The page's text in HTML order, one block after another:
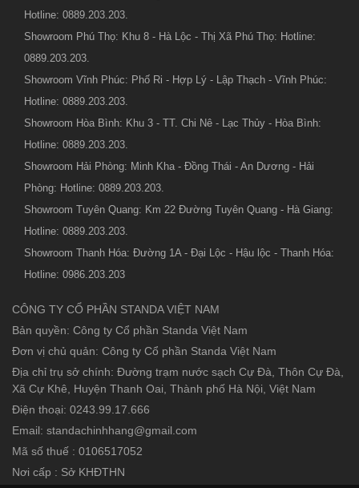
Hotline: 0889.203.203.
Showroom Phú Thọ: Khu 8 - Hà Lộc - Thị Xã Phú Thọ: Hotline:
0889.203.203.
Showroom Vĩnh Phúc: Phố Ri - Hợp Lý - Lập Thạch - Vĩnh Phúc:
Hotline: 0889.203.203.
Showroom Hòa Bình: Khu 3 - TT. Chi Nê - Lạc Thủy - Hòa Bình:
Hotline: 0889.203.203.
Showroom Hải Phòng: Minh Kha - Đồng Thái - An Dương - Hải
Phòng: Hotline: 0889.203.203.
Showroom Tuyên Quang: Km 22 Đường Tuyên Quang - Hà Giang:
Hotline: 0889.203.203.
Showroom Thanh Hóa: Đường 1A - Đại Lộc - Hậu lộc - Thanh Hóa:
Hotline: 0986.203.203
CÔNG TY CỔ PHẦN STANDA VIỆT NAM
Bản quyền: Công ty Cổ phần Standa Việt Nam
Đơn vị chủ quản: Công ty Cổ phần Standa Việt Nam
Địa chỉ trụ sở chính: Đường trạm nước sạch Cự Đà, Thôn Cự Đà,
Xã Cự Khê, Huyện Thanh Oai, Thành phố Hà Nội, Việt Nam
Điện thoại: 0243.99.17.666
Email: standachinhhang@gmail.com
Mã số thuế : 0106517052
Nơi cấp : Sở KHĐTHN